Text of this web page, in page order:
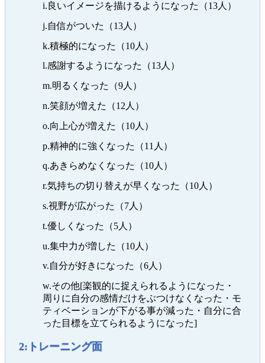
i.良いイメージを描けるようになった（13人）
j.自信がついた（13人）
k.積極的になった（10人）
l.感謝するようになった（13人）
m.明るくなった（9人）
n.笑顔が増えた（12人）
o.向上心が増えた（10人）
p.精神的に強くなった（11人）
q.あきらめなくなった（10人）
r.気持ちの切り替えが早くなった（10人）
s.視野が広がった（7人）
t.優しくなった（5人）
u.集中力が増した（10人）
v.自分が好きになった（6人）
w.その他[楽観的に捉えられるようになった・
周りに自分の感情だけをぶつけなくなった・モ
ティベーションが下がる事が減った・自分に合
った目標を立てられるようになった]
2:トレーニング面